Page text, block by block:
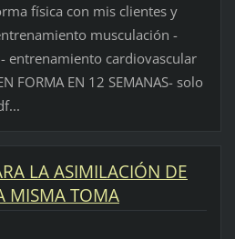
física con mis clientes y
musculación -
entrenamiento cardiovascular
FORMA EN 12 SEMANAS- solo
LA ASIMILACIÓN DE
MISMA TOMA